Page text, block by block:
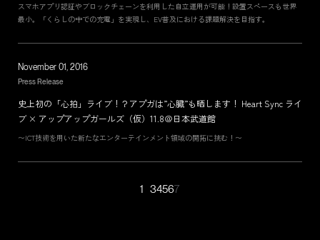
スマホアプリ認証やブロックチェーンを利用した自立運用が可能！設置スペースも世界
最小。「くらしの中での充電」を実現し、EV普及における課題解決を目指す。
November 01, 2016
Press Release
史上初の「心拍」ライブ！？アプガは”心臓”も晒します！ Heart Sync ライ
ブ × アップアップガールズ（仮）11.8＠日本武道館
〜ICT技術を用いた新たなエンターテインメント領域の開拓に挑む！〜
1 34567